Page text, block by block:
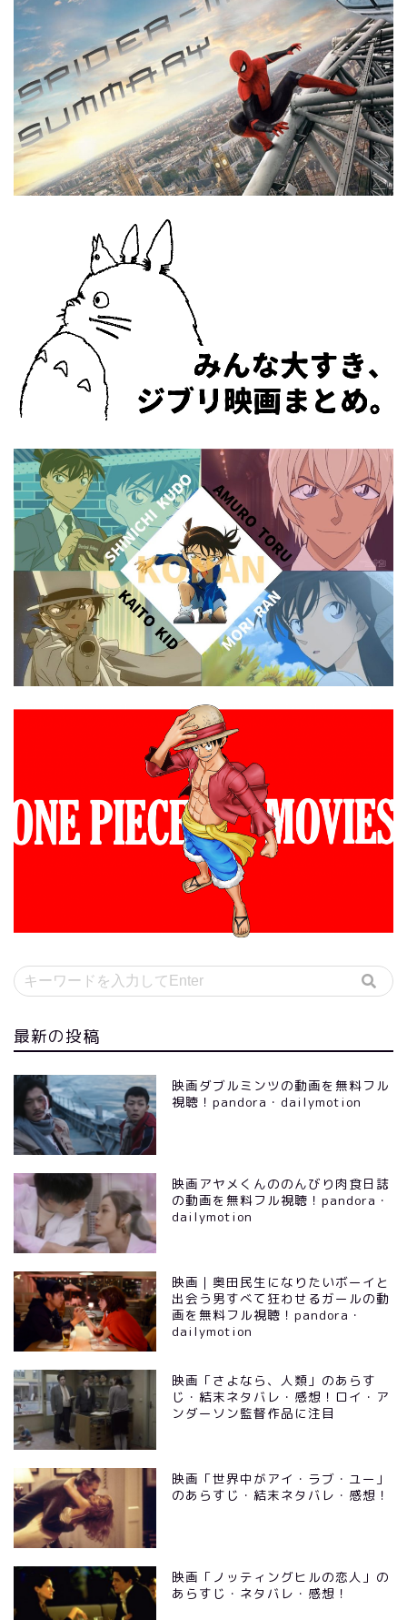
最新の投稿
映画ダブルミンツの動画を無料フル
視聴！pandora・dailymotion
映画アヤメくんののんびり肉食日誌
の動画を無料フル視聴！pandora・
dailymotion
映画｜奥田民生になりたいボーイと
出会う男すべて狂わせるガールの動
画を無料フル視聴！pandora・
dailymotion
映画「さよなら、人類」のあらす
じ・結末ネタバレ・感想！ロイ・ア
ンダーソン監督作品に注目
映画「世界中がアイ・ラブ・ユー」
のあらすじ・結末ネタバレ・感想！
映画「ノッティングヒルの恋人」の
あらすじ・ネタバレ・感想！